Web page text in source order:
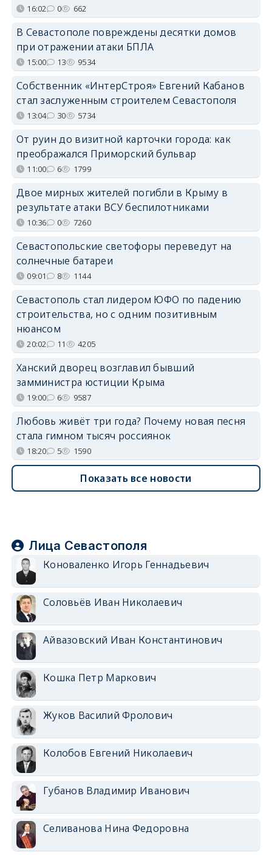
16:02 0 662
В Севастополе повреждены десятки домов
при отражении атаки БПЛА
15:00 13 9534
Собственник «ИнтерСтроя» Евгений Кабанов
стал заслуженным строителем Севастополя
13:04 30 5734
От руин до визитной карточки города: как
преображался Приморский бульвар
11:00 6 1799
Двое мирных жителей погибли в Крыму в
результате атаки ВСУ беспилотниками
10:36 0 7260
Севастопольские светофоры переведут на
солнечные батареи
09:01 8 1144
Севастополь стал лидером ЮФО по падению
строительства, но с одним позитивным
нюансом
20:02 11 4205
Ханский дворец возглавил бывший
замминистра юстиции Крыма
19:00 6 9587
Любовь живёт три года? Почему новая песня
стала гимном тысяч россиянок
18:20 5 1590
Показать все новости
Лица Севастополя
Коноваленко Игорь Геннадьевич
Соловьёв Иван Николаевич
Айвазовский Иван Константинович
Кошка Петр Маркович
Жуков Василий Фролович
Колобов Евгений Николаевич
Губанов Владимир Иванович
Селиванова Нина Федоровна